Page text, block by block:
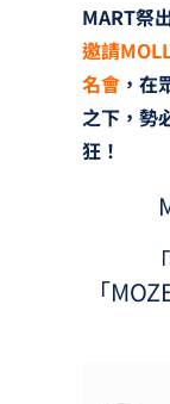
MART祭
邀請
名會，在
之下，勢
狂！
「